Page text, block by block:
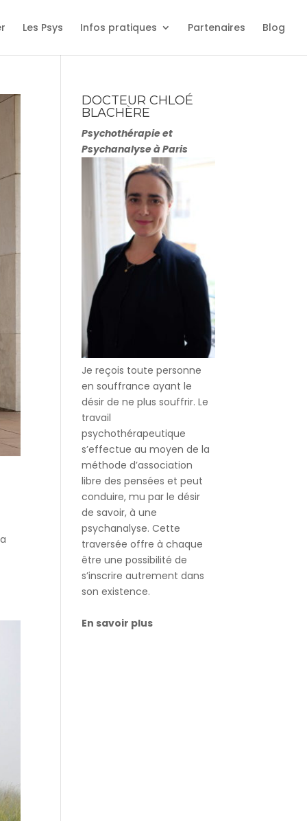
Les Psys Infos pratiques Partenaires Blog
DOCTEUR CHLOÉ
BLACHÈRE
Psychothérapie et
Psychanalyse à Paris
Je reçois toute personne
en souffrance ayant le
désir de ne plus souffrir. Le
travail
psychothérapeutique
s’effectue au moyen de la
méthode d’association
libre des pensées et peut
conduire, mu par le désir
de savoir, à une
psychanalyse. Cette
traversée offre à chaque
être une possibilité de
s’inscrire autrement dans
son existence.
En savoir plus